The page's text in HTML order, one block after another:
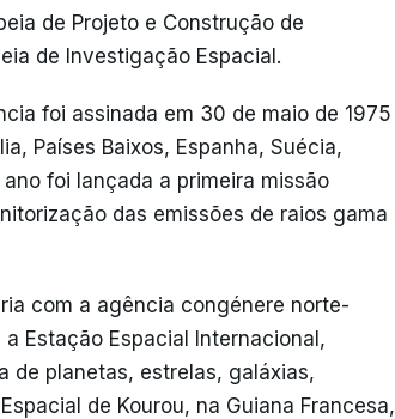
de Projeto e Construção de
de Investigação Espacial.
foi assinada em 30 de maio de 1975
Países Baixos, Espanha, Suécia,
foi lançada a primeira missão
das emissões de raios gama
com a agência congénere norte-
Estação Espacial Internacional,
de planetas, estrelas, galáxias,
de Kourou, na Guiana Francesa,